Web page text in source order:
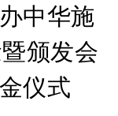
中华施
颁发会
仪式